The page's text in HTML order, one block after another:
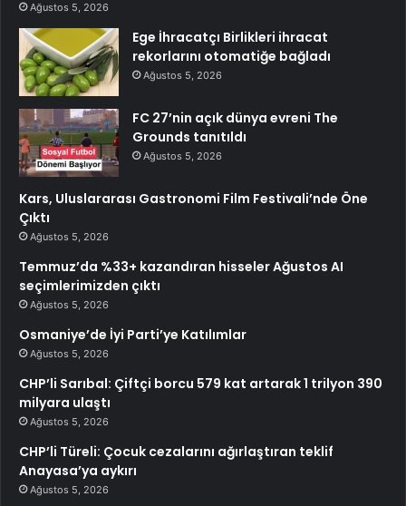
Ağustos 5, 2026
Ege İhracatçı Birlikleri ihracat
rekorlarını otomatiğe bağladı
Ağustos 5, 2026
FC 27’nin açık dünya evreni The
Grounds tanıtıldı
Ağustos 5, 2026
Kars, Uluslararası Gastronomi Film Festivali’nde Öne
Çıktı
Ağustos 5, 2026
Temmuz’da %33+ kazandıran hisseler Ağustos AI
seçimlerimizden çıktı
Ağustos 5, 2026
Osmaniye’de İyi Parti’ye Katılımlar
Ağustos 5, 2026
CHP’li Sarıbal: Çiftçi borcu 579 kat artarak 1 trilyon 390
milyara ulaştı
Ağustos 5, 2026
CHP’li Türeli: Çocuk cezalarını ağırlaştıran teklif
Anayasa’ya aykırı
Ağustos 5, 2026